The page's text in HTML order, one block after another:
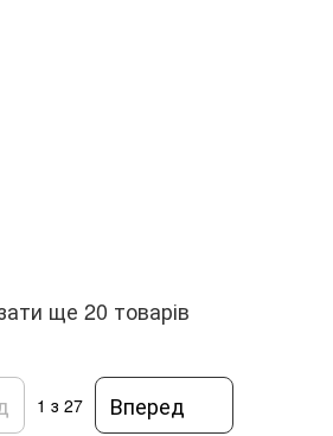
ще 20 товарів
1 з 27 Вперед